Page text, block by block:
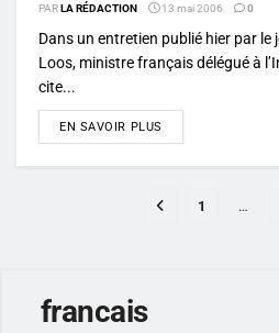
PARLA RÉDACTION 13 mai 2006 0
Dans un entretien publié hier par
Loos, ministre français délégué à
cite...
EN SAVOIR PLUS
1 …
francais